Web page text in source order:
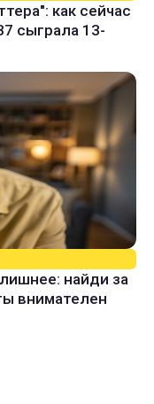
как сейчас
сыграла 13-
найди за
внимателен